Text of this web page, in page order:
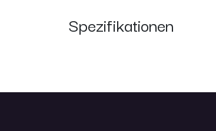
Spezifikationen